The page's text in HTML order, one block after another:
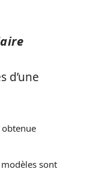
d’une
obtenue
sont